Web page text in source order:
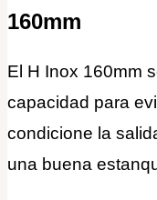
160mm
El H Inox 160mm
capacidad para
condicione la
una buena